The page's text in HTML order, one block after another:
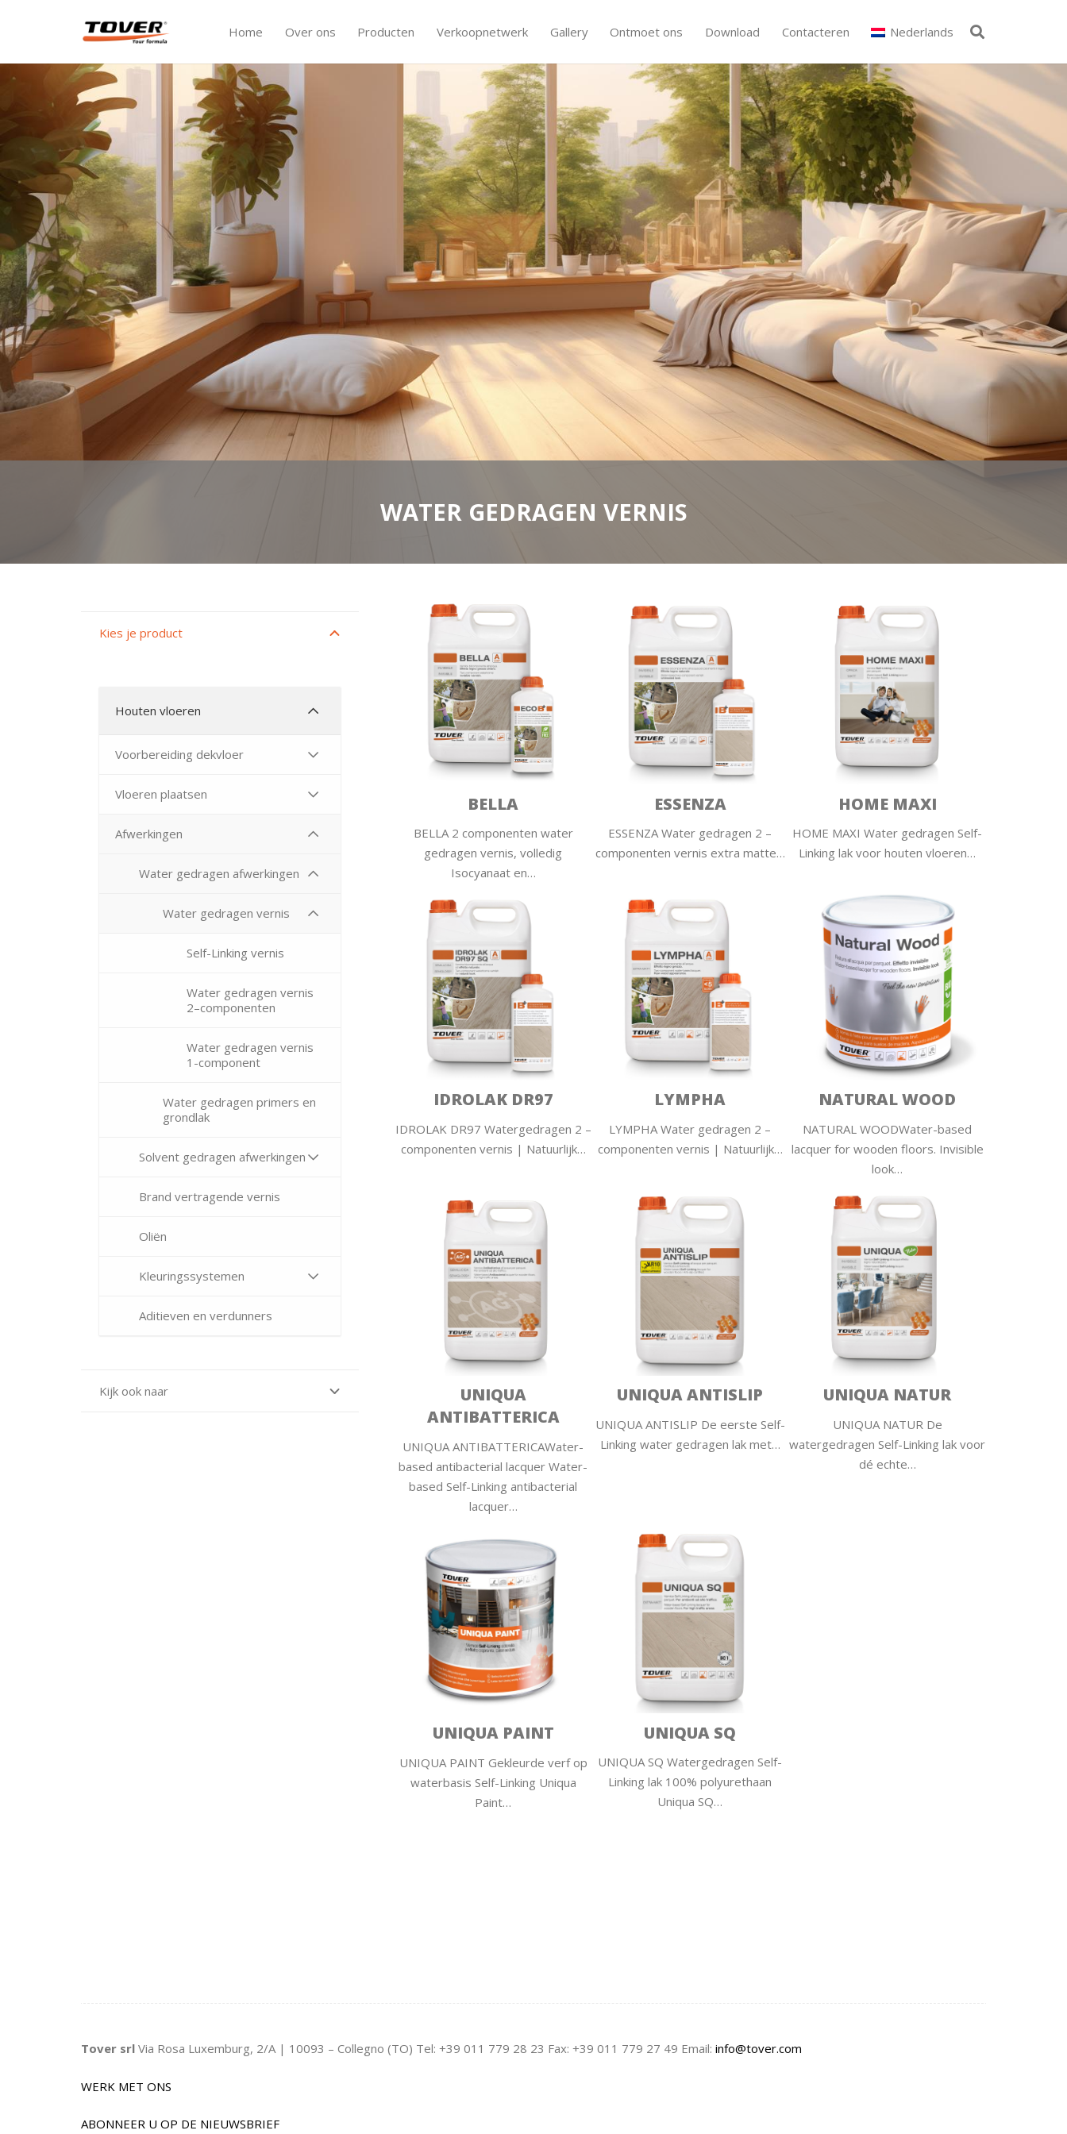
Home Over ons Producten Verkoopnetwerk Gallery Ontmoet ons Download Contacteren Nederlands
WATER GEDRAGEN VERNIS
Kies je product
Houten vloeren
Voorbereiding dekvloer
Vloeren plaatsen
Afwerkingen
Water gedragen afwerkingen
Water gedragen vernis
Self-Linking vernis
Water gedragen vernis
2–componenten
Water gedragen vernis
1-component
Water gedragen primers en
grondlak
Solvent gedragen afwerkingen
Brand vertragende vernis
Oliën
Kleuringssystemen
Aditieven en verdunners
Kijk ook naar
BELLA
BELLA 2 componenten water
gedragen vernis, volledig
Isocyanaat en…
ESSENZA
ESSENZA Water gedragen 2 –
componenten vernis extra matte…
HOME MAXI
HOME MAXI Water gedragen Self-
Linking lak voor houten vloeren…
IDROLAK DR97
IDROLAK DR97 Watergedragen 2 –
componenten vernis | Natuurlijk…
LYMPHA
LYMPHA Water gedragen 2 –
componenten vernis | Natuurlijk…
NATURAL WOOD
NATURAL WOODWater-based
lacquer for wooden floors. Invisible
look…
UNIQUA
ANTIBATTERICA
UNIQUA ANTIBATTERICAWater-
based antibacterial lacquer Water-
based Self-Linking antibacterial
lacquer…
UNIQUA ANTISLIP
UNIQUA ANTISLIP De eerste Self-
Linking water gedragen lak met…
UNIQUA NATUR
UNIQUA NATUR De
watergedragen Self-Linking lak voor
dé echte…
UNIQUA PAINT
UNIQUA PAINT Gekleurde verf op
waterbasis Self-Linking Uniqua
Paint…
UNIQUA SQ
UNIQUA SQ Watergedragen Self-
Linking lak 100% polyurethaan
Uniqua SQ…
Tover srl Via Rosa Luxemburg, 2/A | 10093 – Collegno (TO) Tel: +39 011 779 28 23 Fax: +39 011 779 27 49 Email: info@tover.com
WERK MET ONS
ABONNEER U OP DE NIEUWSBRIEF